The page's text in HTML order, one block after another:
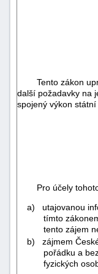
Tento zákon
další požadavky na
spojený výkon státní
Pro účely tohoto
a) utajovanou
tímto
tento zájem
b) zájmem
pořádku a
fyzických